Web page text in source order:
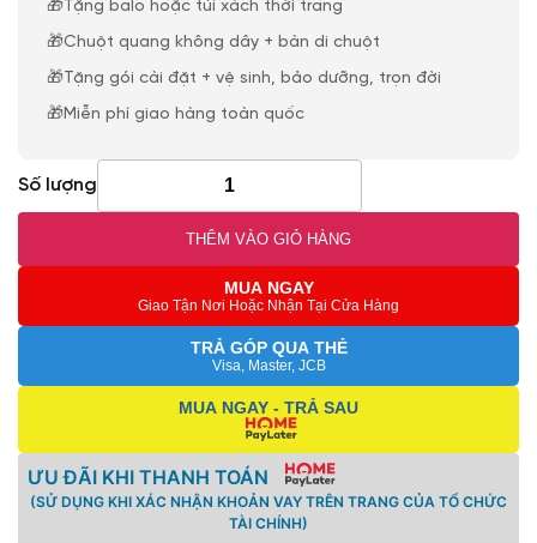
🎁Tặng balo hoặc túi xách thời trang
🎁Chuột quang không dây + bàn di chuột
🎁Tặng gói cài đặt + vệ sinh, bảo dưỡng, trọn đời
🎁Miễn phí giao hàng toàn quốc
Số lượng
THÊM VÀO GIỎ HÀNG
MUA NGAY
Giao Tận Nơi Hoặc Nhận Tại Cửa Hàng
TRẢ GÓP QUA THẺ
Visa, Master, JCB
MUA NGAY - TRẢ SAU
ƯU ĐÃI KHI THANH TOÁN
(SỬ DỤNG KHI XÁC NHẬN KHOẢN VAY TRÊN TRANG CỦA TỔ CHỨC
TÀI CHÍNH)